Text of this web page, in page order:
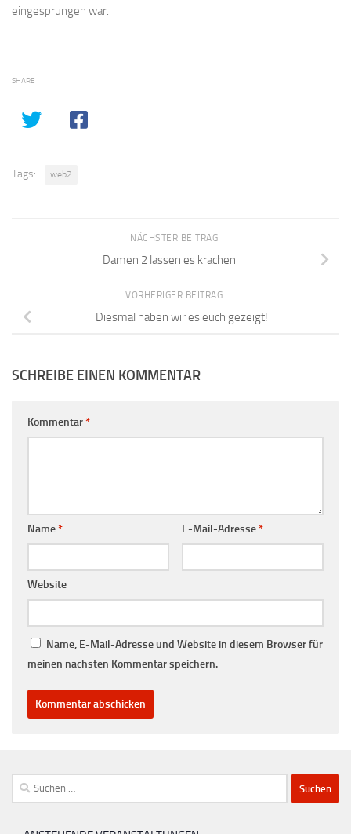
eingesprungen war.
SHARE
Tags: web2
NÄCHSTER BEITRAG
Damen 2 lassen es krachen
VORHERIGER BEITRAG
Diesmal haben wir es euch gezeigt!
SCHREIBE EINEN KOMMENTAR
Kommentar*
Name* E-Mail-Adresse*
Website
Name, E-Mail-Adresse und Website in diesem Browser für
meinen nächsten Kommentar speichern.
Suchen
nach: